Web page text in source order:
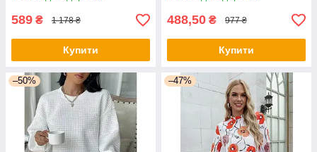
589 ₴ 1 178 ₴
Купити
488,50 ₴ 977 ₴
Купити
–50% –47%